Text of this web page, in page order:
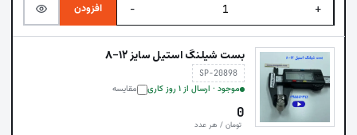
+
− افزودن
بست شیلنگ استیل سایز ۱۲-۸
SP-20898
موجود · ارسال از ۱ روز کاری مقایسه
0
تومان / هر عدد